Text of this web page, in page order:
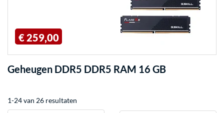
€ 259,00
Geheugen DDR5 DDR5 RAM 16 GB
1-24 van 26 resultaten